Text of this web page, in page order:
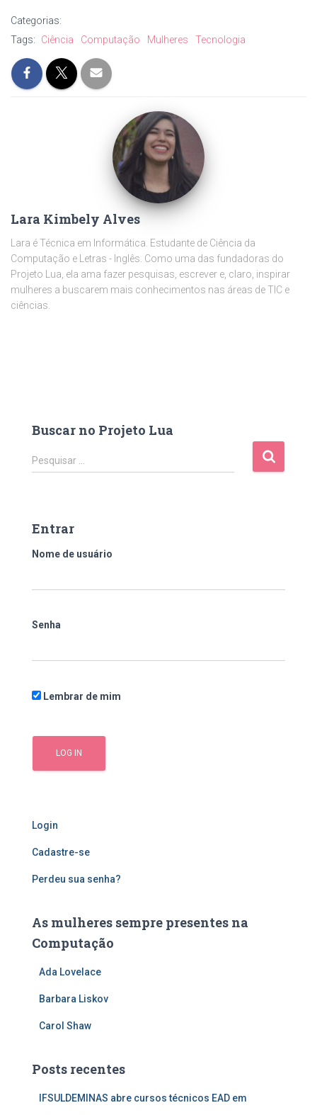
Categorias:
Tags:
Ciência Computação Mulheres Tecnologia
Lara Kimbely Alves
Lara é Técnica em Informática. Estudante de Ciência da
Computação e Letras - Inglês. Como uma das fundadoras do
Projeto Lua, ela ama fazer pesquisas, escrever e, claro, inspirar
mulheres a buscarem mais conhecimentos nas áreas de TIC e
ciências.
Buscar no Projeto Lua
P
e
i
s
r
Pesquisar …
Entrar
Nome de usuário
Senha
Lembrar de mim
Login
Cadastre-se
Perdeu sua senha?
As mulheres sempre presentes na
Computação
Ada Lovelace
Barbara Liskov
Carol Shaw
Posts recentes
IFSULDEMINAS abre cursos técnicos EAD em